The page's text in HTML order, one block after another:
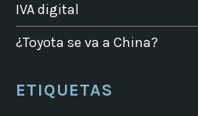
IVA digital
¿Toyota se va a China?
ETIQUETAS